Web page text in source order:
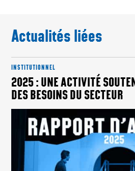
Actualités liées
INSTITUTIONNEL
2025 : UNE ACTIVITÉ
DES BESOINS DU SECTEUR